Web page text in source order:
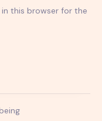
in this browser for the